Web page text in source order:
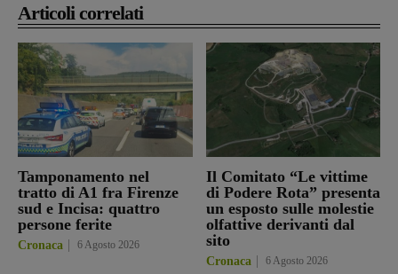
Articoli correlati
Tamponamento nel
tratto di A1 fra Firenze
sud e Incisa: quattro
persone ferite
Cronaca 6 Agosto 2026
Il Comitato “Le vittime
di Podere Rota” presenta
un esposto sulle molestie
olfattive derivanti dal
sito
Cronaca 6 Agosto 2026